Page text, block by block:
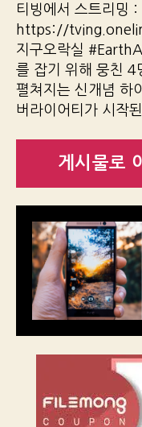
티빙에서 스트리밍 :
https://
지구오락실
를 잡기 위해 뭉친 4
펼쳐지는 신개념 하
버라이어티가 시작
게시물로